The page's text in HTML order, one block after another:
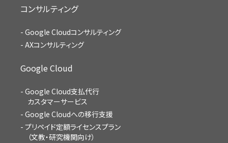
コンサルティング
Google Cloudコンサルティング
AXコンサルティング
Google Cloud
Google Cloud支払代行
カスタマーサービス
Google Cloudへの移行支援
プリペイド定額ライセンスプラン
（文教・研究機関向け）